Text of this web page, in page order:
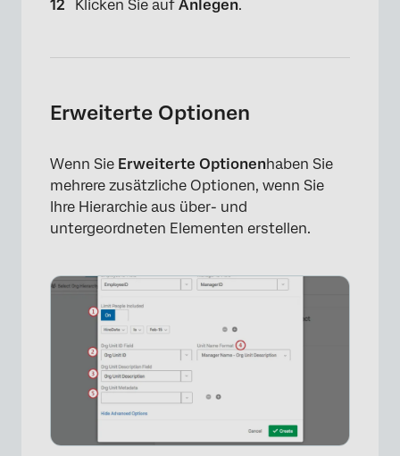
Klicken Sie auf Anlegen.
Erweiterte Optionen
Wenn Sie Erweiterte Optionenhaben Sie
mehrere zusätzliche Optionen, wenn Sie
Ihre Hierarchie aus über- und
untergeordneten Elementen erstellen.